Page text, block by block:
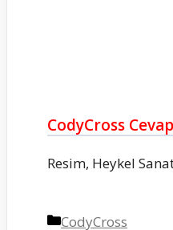
CodyCross
Resim, Heykel
Kategoriler
CodyCross